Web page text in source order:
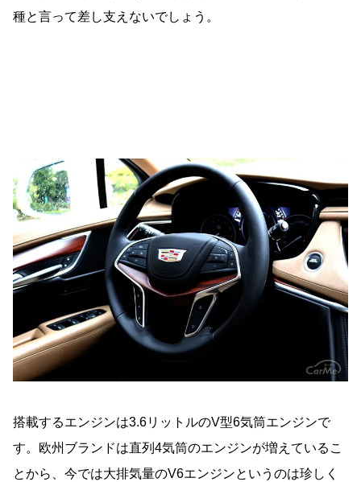
種と言って差し支えないでしょう。
搭載するエンジンは3.6リットルのV型6気筒エンジンで
す。欧州ブランドは直列4気筒のエンジンが増えているこ
とから、今では大排気量のV6エンジンというのは珍しく